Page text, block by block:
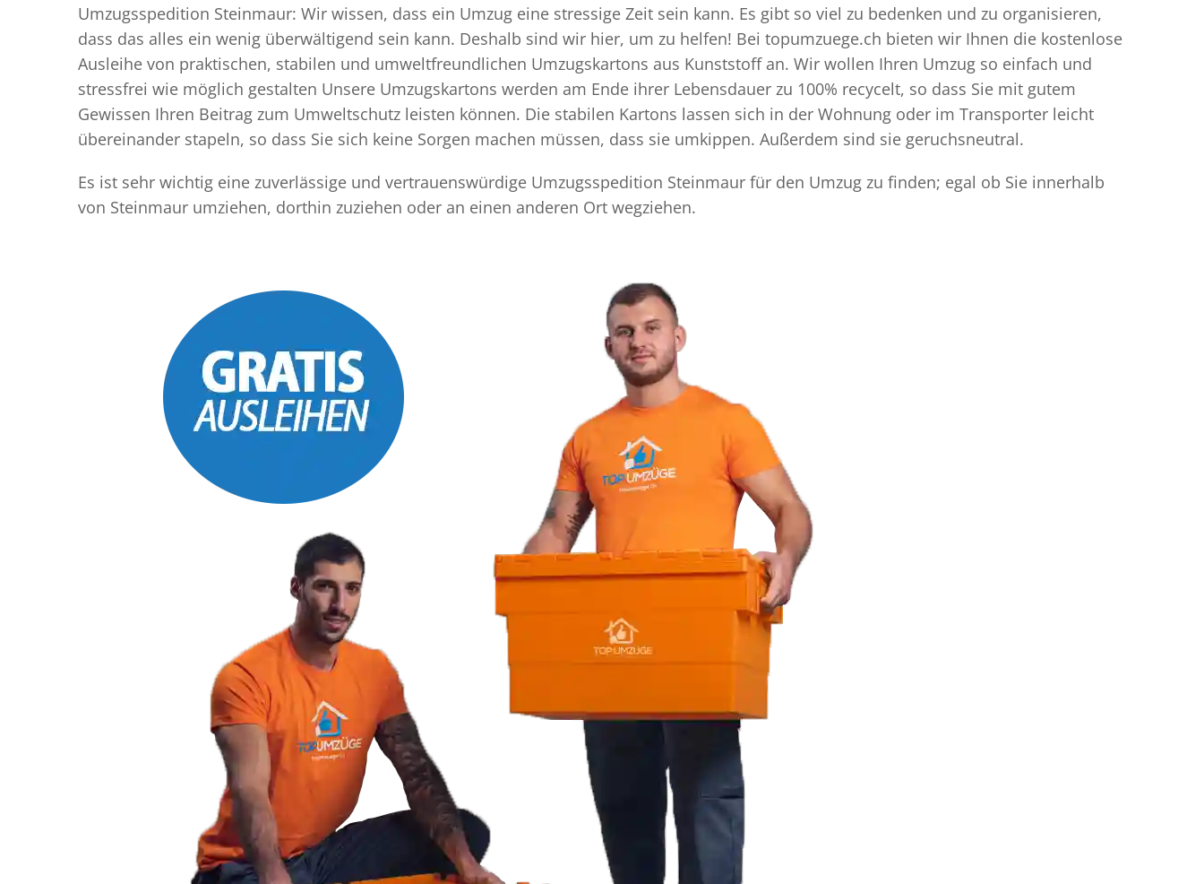
Umzugsspedition Steinmaur: Wir wissen, dass ein Umzug eine stressige Zeit sein kann. Es gibt so viel zu bedenken und zu organisieren,
dass das alles ein wenig überwältigend sein kann. Deshalb sind wir hier, um zu helfen! Bei topumzuege.ch bieten wir Ihnen die kostenlose
Ausleihe von praktischen, stabilen und umweltfreundlichen Umzugskartons aus Kunststoff an. Wir wollen Ihren Umzug so einfach und
stressfrei wie möglich gestalten Unsere Umzugskartons werden am Ende ihrer Lebensdauer zu 100% recycelt, so dass Sie mit gutem
Gewissen Ihren Beitrag zum Umweltschutz leisten können. Die stabilen Kartons lassen sich in der Wohnung oder im Transporter leicht
übereinander stapeln, so dass Sie sich keine Sorgen machen müssen, dass sie umkippen. Außerdem sind sie geruchsneutral.
Es ist sehr wichtig eine zuverlässige und vertrauenswürdige Umzugsspedition Steinmaur für den Umzug zu finden; egal ob Sie innerhalb
von Steinmaur umziehen, dorthin zuziehen oder an einen anderen Ort wegziehen.